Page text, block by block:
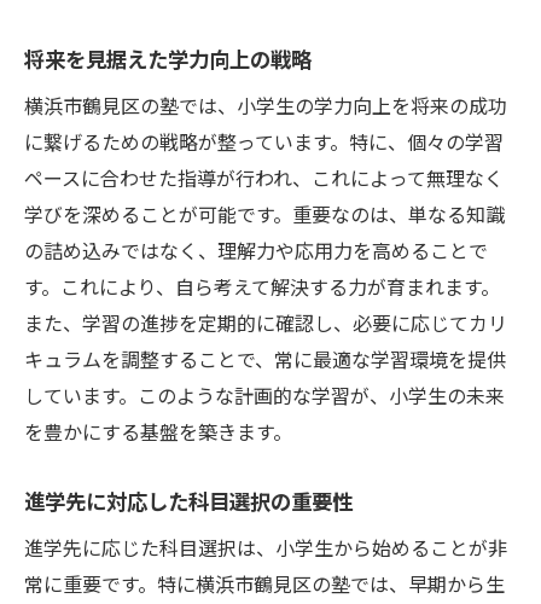
将来を見据えた学力向上の戦略
横浜市鶴見区の塾では、小学生の学力向上を将来の成功
に繋げるための戦略が整っています。特に、個々の学習
ペースに合わせた指導が行われ、これによって無理なく
学びを深めることが可能です。重要なのは、単なる知識
の詰め込みではなく、理解力や応用力を高めることで
す。これにより、自ら考えて解決する力が育まれます。
また、学習の進捗を定期的に確認し、必要に応じてカリ
キュラムを調整することで、常に最適な学習環境を提供
しています。このような計画的な学習が、小学生の未来
を豊かにする基盤を築きます。
進学先に対応した科目選択の重要性
進学先に応じた科目選択は、小学生から始めることが非
常に重要です。特に横浜市鶴見区の塾では、早期から生